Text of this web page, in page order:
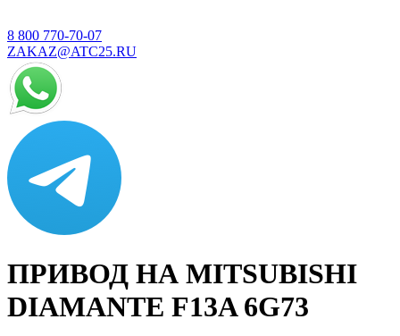
8 800 770-70-07
ZAKAZ@ATC25.RU
ПРИВОД НА MITSUBISHI
DIAMANTE F13A 6G73